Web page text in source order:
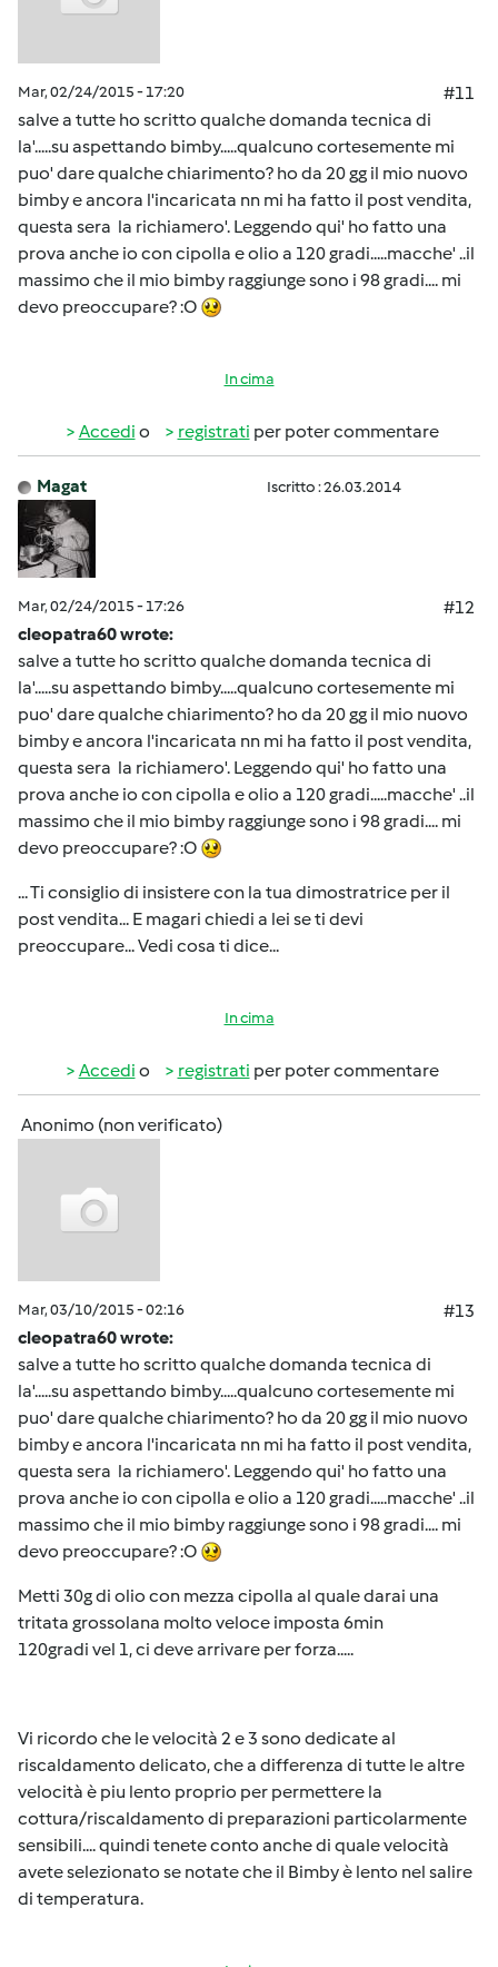
Mar, 02/24/2015 - 17:20
#11
salve a tutte ho scritto qualche domanda tecnica di
la'.....su aspettando bimby.....qualcuno cortesemente mi
puo' dare qualche chiarimento? ho da 20 gg il mio nuovo
bimby e ancora l'incaricata nn mi ha fatto il post vendita,
questa sera la richiamero'. Leggendo qui' ho fatto una
prova anche io con cipolla e olio a 120 gradi.....macche' ..il
massimo che il mio bimby raggiunge sono i 98 gradi.... mi
devo preoccupare? :O
In cima
Accedi o registrati per poter commentare
Magat Iscritto : 26.03.2014
Mar, 02/24/2015 - 17:26
#12
cleopatra60 wrote:
salve a tutte ho scritto qualche domanda tecnica di
la'.....su aspettando bimby.....qualcuno cortesemente mi
puo' dare qualche chiarimento? ho da 20 gg il mio nuovo
bimby e ancora l'incaricata nn mi ha fatto il post vendita,
questa sera la richiamero'. Leggendo qui' ho fatto una
prova anche io con cipolla e olio a 120 gradi.....macche' ..il
massimo che il mio bimby raggiunge sono i 98 gradi.... mi
devo preoccupare? :O
... Ti consiglio di insistere con la tua dimostratrice per il
post vendita... E magari chiedi a lei se ti devi
preoccupare... Vedi cosa ti dice...
In cima
Accedi o registrati per poter commentare
Anonimo (non verificato)
Mar, 03/10/2015 - 02:16
#13
cleopatra60 wrote:
salve a tutte ho scritto qualche domanda tecnica di
la'.....su aspettando bimby.....qualcuno cortesemente mi
puo' dare qualche chiarimento? ho da 20 gg il mio nuovo
bimby e ancora l'incaricata nn mi ha fatto il post vendita,
questa sera la richiamero'. Leggendo qui' ho fatto una
prova anche io con cipolla e olio a 120 gradi.....macche' ..il
massimo che il mio bimby raggiunge sono i 98 gradi.... mi
devo preoccupare? :O
Metti 30g di olio con mezza cipolla al quale darai una
tritata grossolana molto veloce imposta 6min
120gradi vel 1, ci deve arrivare per forza.....
Vi ricordo che le velocità 2 e 3 sono dedicate al
riscaldamento delicato, che a differenza di tutte le altre
velocità è piu lento proprio per permettere la
cottura/riscaldamento di preparazioni particolarmente
sensibili.... quindi tenete conto anche di quale velocità
avete selezionato se notate che il Bimby è lento nel salire
di temperatura.